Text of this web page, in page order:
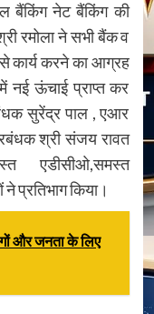
बैंकिंग नेट बैंकिंग की
रमोला ने सभी बैंक व
से कार्य करने का आग्रह
नई ऊंचाई प्राप्त कर
सुरेंद्र पाल , एआर
श्री संजय रावत
एडीसीओ,समस्त
प्रतिभाग किया।
और जनता के लिए